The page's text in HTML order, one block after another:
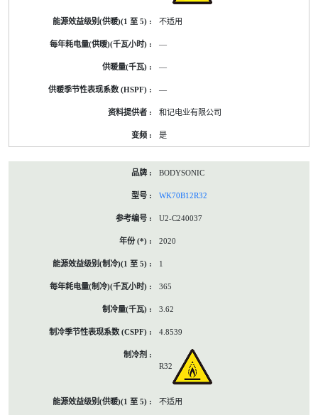
不适用
—
—
—
和记电业有限公司
是
BODYSONIC
WK70B12R32
U2-C240037
2020
1
365
3.62
4.8539
R32
不适用